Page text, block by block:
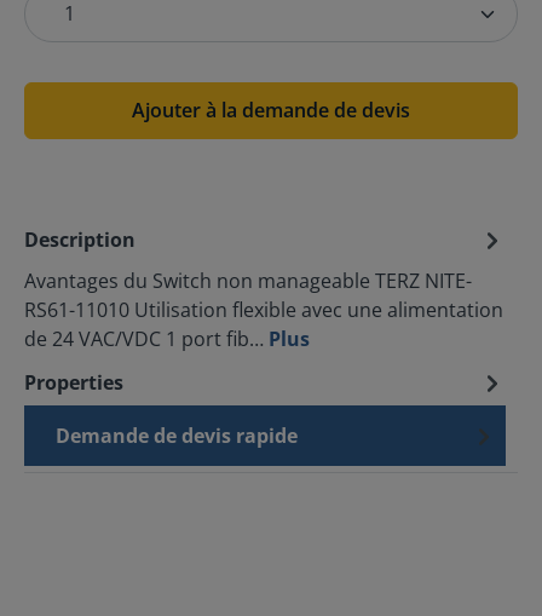
Ajouter à la demande de devis
Description
Avantages du Switch non manageable TERZ NITE-
RS61-11010 Utilisation flexible avec une alimentation
de 24 VAC/VDC 1 port fib… Plus
Properties
Demande de devis rapide